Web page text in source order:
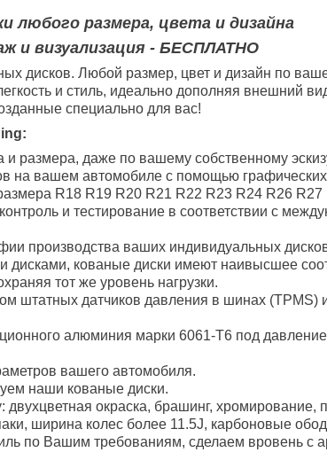
любого размера, цвета и дизайна
и визуализация - БЕСПЛАТНО
дисков. Любой размер, цвет и дизайн по
и стиль, идеально дополняя внешний
специально для вас!
и размера, даже по вашему собственному
на вашем автомобиле с помощью графических
R18 R19 R20 R21 R22 R23 R24 R26 R27
и тестирование в соответствии с
производства ваших индивидуальных
дисками, кованые диски имеют наивысшее
тот же уровень нагрузки.
штатных датчиков давления в шинах (TPMS)
алюминия марки 6061-T6 под
вашего автомобиля.
наши кованые диски.
окраска, брашинг, хромирование,
ширина колес более 11.5J, карбоновые
по Вашим требованиям, сделаем вровень с